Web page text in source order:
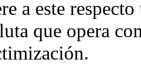
a este
que opera